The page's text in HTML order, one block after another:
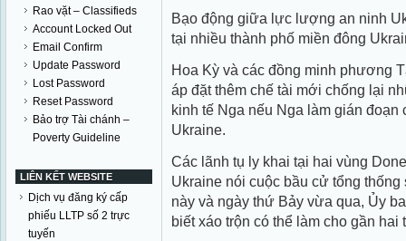
Rao vặt – Classifieds
Account Locked Out
Email Confirm
Update Password
Lost Password
Reset Password
Bảo trợ Tài chánh –
Poverty Guideline
LIÊN KẾT WEBSITE
Dịch vụ đăng ký cấp
phiếu LLTP số 2 trực
tuyến
Bạo động giữa lực lượng an ninh
tại nhiều thành phố miền đông
Hoa Kỳ và các đồng minh phương
áp đặt thêm chế tài mới chống lại
kinh tế Nga nếu Nga làm gián
Ukraine.
Các lãnh tụ ly khai tại hai vùng
Ukraine nói cuộc bầu cử tổng
này và ngày thứ Bảy vừa qua, Ủy
biết xáo trộn có thể làm cho gần